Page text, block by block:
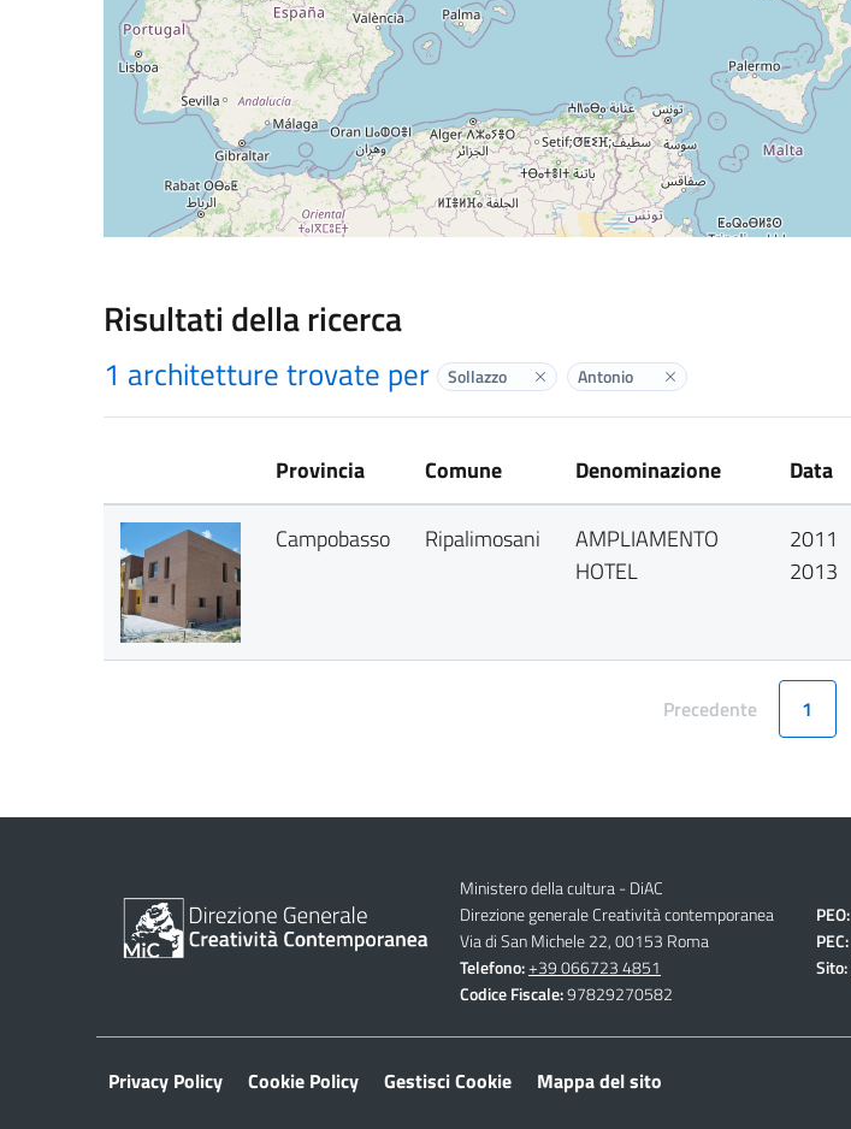
Risultati della ricerca
1 architetture trovate per Sollazzo Elimina label
Antonio Elimina label
Provincia Comune Denominazione Data
Campobasso Ripalimosani
AMPLIAMENTO
HOTEL
2011
2013
Pagina
Precedente 1
Ministero della cultura - DiAC
Direzione generale Creatività contemporanea
Via di San Michele 22, 00153 Roma
Telefono:+39 066723 4851
Codice Fiscale:97829270582
PEO:
PEC:
Sito:
Privacy Policy Cookie Policy Gestisci Cookie Mappa del sito